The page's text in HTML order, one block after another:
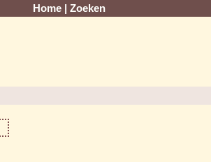
Home Zoeken